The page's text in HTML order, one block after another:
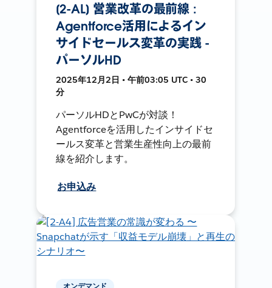
[2-AL] 営業改革の最前線 :
Agentforce活用によるイン
サイドセールス変革の実践 -
パーソルHD
2025年12月2日 • 午前03:05 UTC • 30
分
パーソルHDとPwCが対談！
Agentforceを活用したインサイドセ
ールス変革と営業生産性向上の最前
線を紹介します。
お申込み
オンデマンド